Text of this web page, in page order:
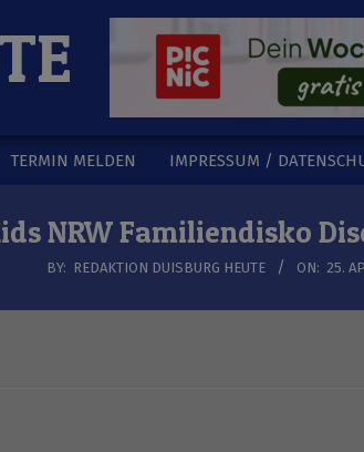
TERMIN MELDEN IMPRESSUM /
NRW Familiendisko
BY: REDAKTION DUISBURG HEUTE ON: 25.